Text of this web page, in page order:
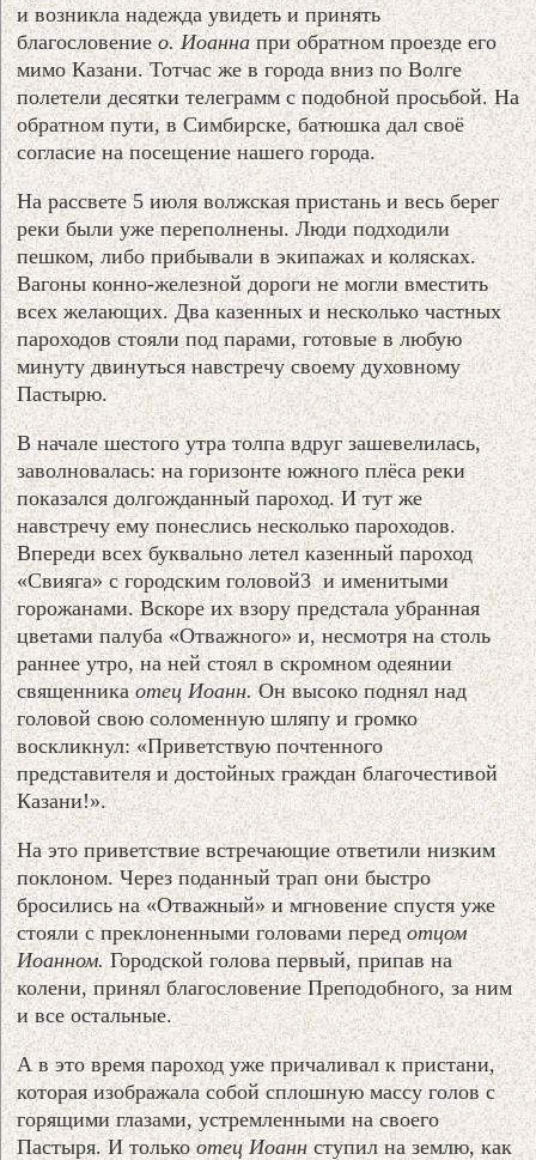
и возникла надежда увидеть и принять
благословениео. Иоанна при обратном проезде его
мимо Казани. Тотчас же в города вниз по Волге
полетели десятки телеграмм с подобной просьбой. На
обратном пути, в Симбирске, батюшка дал своё
согласие на посещение нашего города.
На рассвете 5 июля волжская пристань и весь берег
реки были уже переполнены. Люди подходили
пешком, либо прибывали в экипажах и колясках.
Вагоны конно-железной дороги не могли вместить
всех желающих. Два казенных и несколько частных
пароходов стояли под парами, готовые в любую
минуту двинуться навстречу своему духовному
Пастырю.
В начале шестого утра толпа вдруг зашевелилась,
заволновалась: на горизонте южного плёса реки
показался долгожданный пароход. И тут же
навстречу ему понеслись несколько пароходов.
Впереди всех буквально летел казенный пароход
«Свияга» с городским головой3 и именитыми
горожанами. Вскоре их взору предстала убранная
цветами палуба «Отважного» и, несмотря на столь
раннее утро, на ней стоял в скромном одеянии
священникаотец Иоанн. Он высоко поднял над
головой свою соломенную шляпу и громко
воскликнул: «Приветствую почтенного
представителя и достойных граждан благочестивой
Казани!».
На это приветствие встречающие ответили низким
поклоном. Через поданный трап они быстро
бросились на «Отважный» и мгновение спустя уже
стояли с преклоненными головами передотцом
Иоанном.Городской голова первый, припав на
колени, принял благословение Преподобного, за ним
и все остальные.
А в это время пароход уже причаливал к пристани,
которая изображала собой сплошную массу голов с
горящими глазами, устремленными на своего
Пастыря. И толькоотец Иоаннступил на землю, как